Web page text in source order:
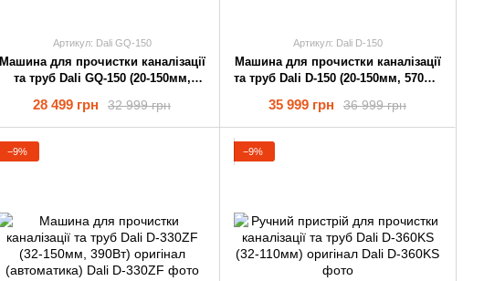
Артикул: Dali GQ-150
Машина для прочистки каналізації
та труб Dali GQ-150 (20-150мм,
32 999 грн
28 499 грн
Артикул: Dali D-150
Машина для прочистки каналізації
та труб Dali D-150 (20-150мм, 570Вт)
36 999 грн
35 999 грн
−9% −9%